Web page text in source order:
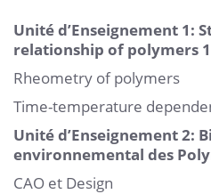
Unité d’Enseignement 1:
relationship of polymers 1
Rheometry of polymers
Time-temperature
Unité d’Enseignement 2:
environnemental des
CAO et Design